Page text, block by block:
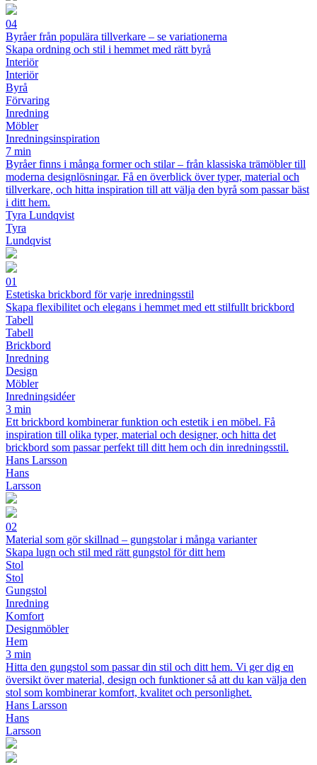
04
Byråer från populära tillverkare – se variationerna
Skapa ordning och stil i hemmet med rätt byrå
Interiör
Interiör
Byrå
Förvaring
Inredning
Möbler
Inredningsinspiration
7 min
Byråer finns i många former och stilar – från klassiska trämöbler till
moderna designlösningar. Få en överblick över typer, material och
tillverkare, och hitta inspiration till att välja den byrå som passar bäst
i ditt hem.
Tyra Lundqvist
Tyra
Lundqvist
01
Estetiska brickbord för varje inredningsstil
Skapa flexibilitet och elegans i hemmet med ett stilfullt brickbord
Tabell
Tabell
Brickbord
Inredning
Design
Möbler
Inredningsidéer
3 min
Ett brickbord kombinerar funktion och estetik i en möbel. Få
inspiration till olika typer, material och designer, och hitta det
brickbord som passar perfekt till ditt hem och din inredningsstil.
Hans Larsson
Hans
Larsson
02
Material som gör skillnad – gungstolar i många varianter
Skapa lugn och stil med rätt gungstol för ditt hem
Stol
Stol
Gungstol
Inredning
Komfort
Designmöbler
Hem
3 min
Hitta den gungstol som passar din stil och ditt hem. Vi ger dig en
översikt över material, design och funktioner så att du kan välja den
stol som kombinerar komfort, kvalitet och personlighet.
Hans Larsson
Hans
Larsson